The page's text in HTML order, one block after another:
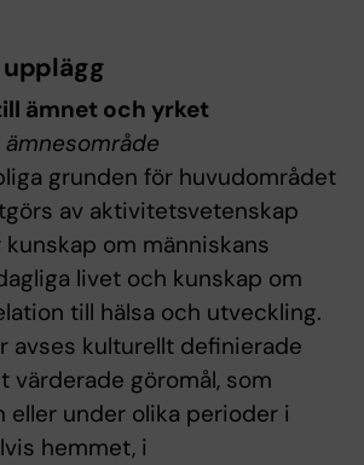
ämnet och yrket
grunden för huvudområdet
av aktivitetsvetenskap
om människans
livet och kunskap om
till hälsa och utveckling.
avses kulturellt definierade
värderade göromål, som
eller under olika perioder i
hemmet, i